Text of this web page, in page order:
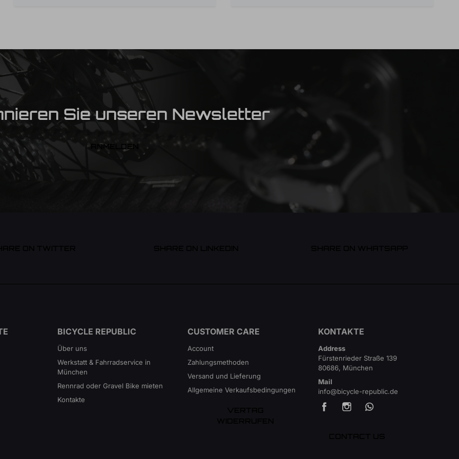
Sie unseren Newsletter
ANMELDEN
BICYCLE REPUBLIC
Über uns
Werkstatt & Fahrradservice in
München
Rennrad oder Gravel Bike mieten
Kontakte
CUSTOMER CARE
Account
Zahlungsmethoden
Versand und Lieferung
Allgemeine Verkaufsbedingungen
KONTAKTE
Address
Fürstenrieder Straße 139
80686, München
Mail
info@bicycle-republic.de